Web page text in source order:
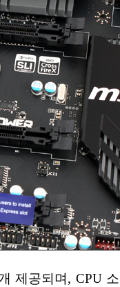
제공되며, CPU